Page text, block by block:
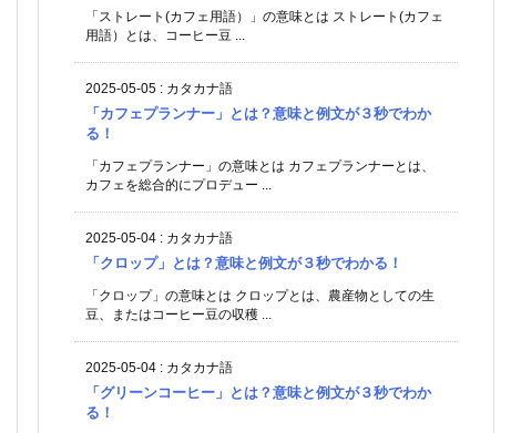
「ストレート(カフェ用語）」の意味とは ストレート(カフェ
用語）とは、コーヒー豆 ...
2025-05-05 : カタカナ語
「カフェプランナー」とは？意味と例文が３秒でわか
る！
「カフェプランナー」の意味とは カフェプランナーとは、
カフェを総合的にプロデュー ...
2025-05-04 : カタカナ語
「クロップ」とは？意味と例文が３秒でわかる！
「クロップ」の意味とは クロップとは、農産物としての生
豆、またはコーヒー豆の収穫 ...
2025-05-04 : カタカナ語
「グリーンコーヒー」とは？意味と例文が３秒でわか
る！